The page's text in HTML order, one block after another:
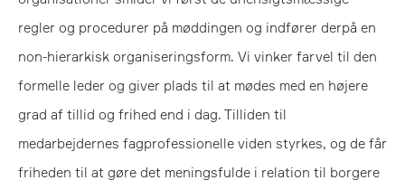
regler og procedurer på møddingen og indfører derpå en
non-hierarkisk organiseringsform. Vi vinker farvel til den
formelle leder og giver plads til at mødes med en højere
grad af tillid og frihed end i dag. Tilliden til
medarbejdernes fagprofessionelle viden styrkes, og de får
friheden til at gøre det meningsfulde i relation til borgere